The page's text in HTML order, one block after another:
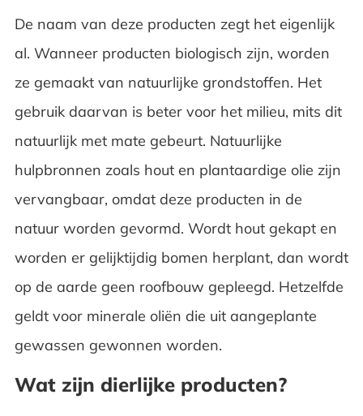
De naam van deze producten zegt het eigenlijk
al. Wanneer producten biologisch zijn, worden
ze gemaakt van natuurlijke grondstoffen. Het
gebruik daarvan is beter voor het milieu, mits dit
natuurlijk met mate gebeurt. Natuurlijke
hulpbronnen zoals hout en plantaardige olie zijn
vervangbaar, omdat deze producten in de
natuur worden gevormd. Wordt hout gekapt en
worden er gelijktijdig bomen herplant, dan wordt
op de aarde geen roofbouw gepleegd. Hetzelfde
geldt voor minerale oliën die uit aangeplante
gewassen gewonnen worden.
Wat zijn dierlijke producten?